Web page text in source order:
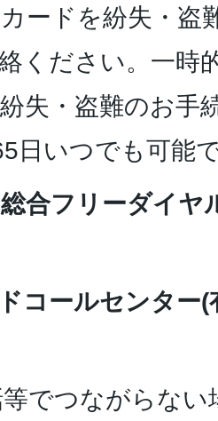
ードを紛失・盗
ください。一時
失・盗難のお手
日いつでも可能
合フリーダイヤ
コールセンター
でつながらない